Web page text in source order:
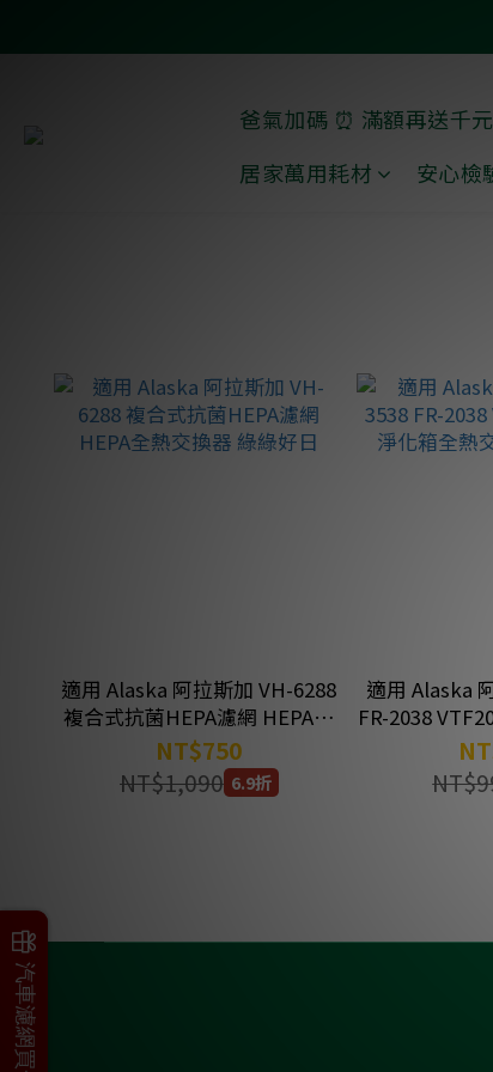
爸氣加碼 ⏰ 滿額再送千
居家萬用耗材
安心檢
適用 Alaska 阿拉斯加 VH-6288
複合式抗菌HEPA濾網 HEPA全
熱交換器 綠綠好日
NT$750
NT$1,090 6.9折
適用 Alaska
FR-2038
全熱交
父親節加碼